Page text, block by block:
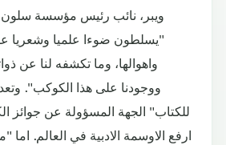
ويبر، نائب رئيس مؤسسة سلون،
"يسلطون ضوءا علميا وشعريا
واهوالها، وما تكشفه لنا عن
ووجودنا على هذا الكوكب".
للكتاب" الجهة المسؤولة عن جوائز
ارفع الاوسمة الادبية في العالم.